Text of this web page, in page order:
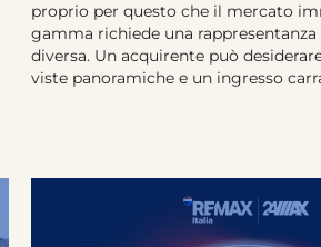
proprio per questo che il mercato
gamma richiede una
diversa. Un acquirente può
viste panoramiche e un ingresso